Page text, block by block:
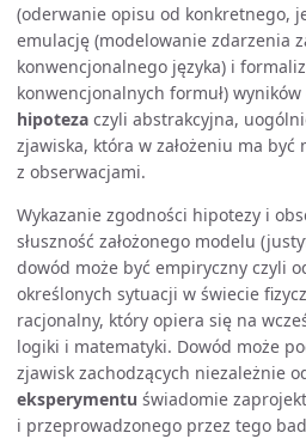
(oderwanie opisu od konkretnego,
emulację (modelowanie zdarzenia
konwencjonalnego języka) i
konwencjonalnych formuł)
hipoteza czyli abstrakcyjna,
zjawiska, która w założeniu ma być
z obserwacjami.
Wykazanie zgodności hipotezy i
słuszność założonego modelu
dowód może być empiryczny czyli
określonych sytuacji w świecie
racjonalny, który opiera się na
logiki i matematyki. Dowód może
zjawisk zachodzących niezależnie
eksperymentu świadomie
i przeprowadzonego przez tego